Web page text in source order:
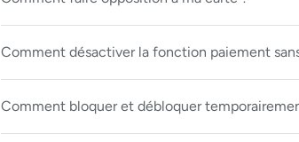
Comment désactiver la fonction paiement
Comment bloquer et débloquer